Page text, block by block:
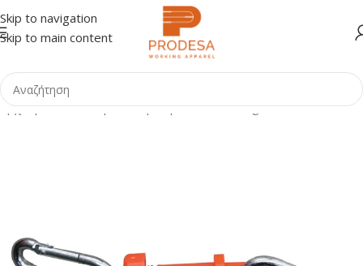
Skip to navigation
Skip to main content
Αρχική σελίδα Shop Οδική Ασφάλεια - Parking Κολωνάκια